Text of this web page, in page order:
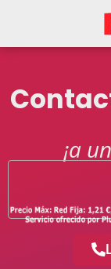
¡a